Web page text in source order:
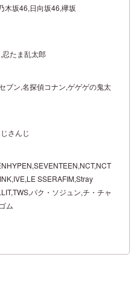
木坂46,日向坂46,欅坂
忍たま乱太郎
ブン,名探偵コナン,ゲゲゲの鬼太
さんじ
SSERAFIM,Stray
パク・ソジュン,チ・チャ
ム